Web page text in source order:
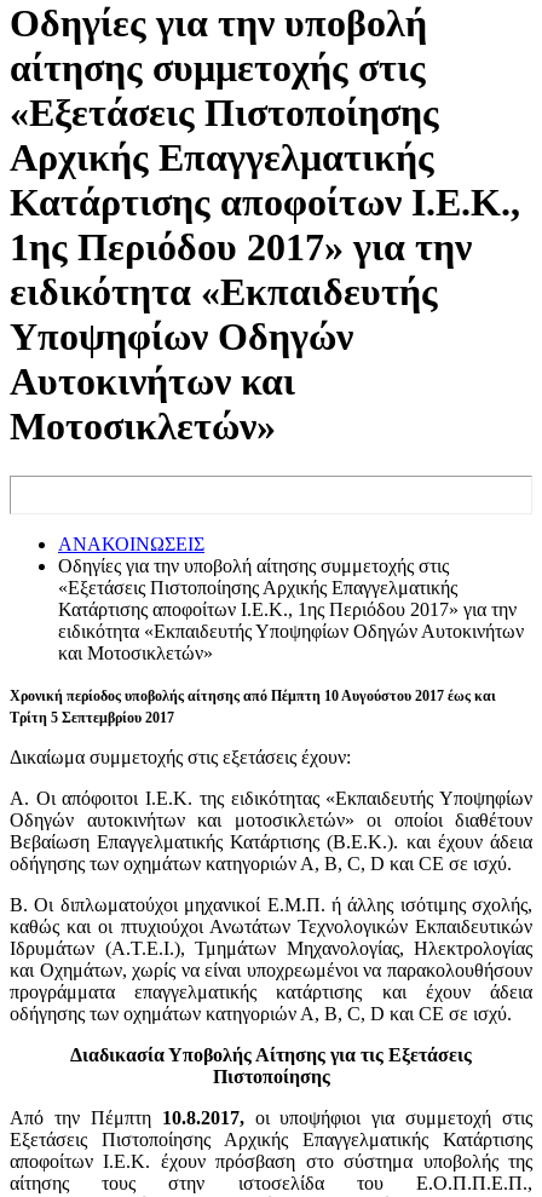
Οδηγίες για την υποβολή
αίτησης συμμετοχής στις
«Εξετάσεις Πιστοποίησης
Αρχικής Επαγγελματικής
Κατάρτισης αποφοίτων Ι.Ε.Κ.,
1ης Περιόδου 2017» για την
ειδικότητα «Εκπαιδευτής
Υποψηφίων Οδηγών
Αυτοκινήτων και
Μοτοσικλετών»
ΑΝΑΚΟΙΝΩΣΕΙΣ
Οδηγίες για την υποβολή αίτησης συμμετοχής στις
«Εξετάσεις Πιστοποίησης Αρχικής Επαγγελματικής
Κατάρτισης αποφοίτων Ι.Ε.Κ., 1ης Περιόδου 2017» για την
ειδικότητα «Εκπαιδευτής Υποψηφίων Οδηγών Αυτοκινήτων
και Μοτοσικλετών»
Χρονική περίοδος υποβολής αίτησης από Πέμπτη 10 Αυγούστου 2017 έως και
Τρίτη 5 Σεπτεμβρίου 2017
Δικαίωμα συμμετοχής στις εξετάσεις έχουν:
Α. Οι απόφοιτοι Ι.Ε.Κ. της ειδικότητας «Εκπαιδευτής Υποψηφίων
Οδηγών αυτοκινήτων και μοτοσικλετών» οι οποίοι διαθέτουν
Βεβαίωση Επαγγελματικής Κατάρτισης (Β.Ε.Κ.). και έχουν άδεια
οδήγησης των οχημάτων κατηγοριών Α, Β, C, D και CΕ σε ισχύ.
Β. Οι διπλωματούχοι μηχανικοί Ε.Μ.Π. ή άλλης ισότιμης σχολής,
καθώς και οι πτυχιούχοι Ανωτάτων Τεχνολογικών Εκπαιδευτικών
Ιδρυμάτων (Α.Τ.Ε.Ι.), Τμημάτων Μηχανολογίας, Ηλεκτρολογίας
και Οχημάτων, χωρίς να είναι υποχρεωμένοι να παρακολουθήσουν
προγράμματα επαγγελματικής κατάρτισης και έχουν άδεια
οδήγησης των οχημάτων κατηγοριών Α, Β, C, D και CΕ σε ισχύ.
Διαδικασία Υποβολής Αίτησης για τις Εξετάσεις
Πιστοποίησης
Από την Πέμπτη 10.8.2017,οι υποψήφιοι για συμμετοχή στις
Εξετάσεις Πιστοποίησης Αρχικής Επαγγελματικής Κατάρτισης
αποφοίτων Ι.Ε.Κ. έχουν πρόσβαση στο σύστημα υποβολής της
αίτησης τους στην ιστοσελίδα του Ε.Ο.Π.Π.Ε.Π.,